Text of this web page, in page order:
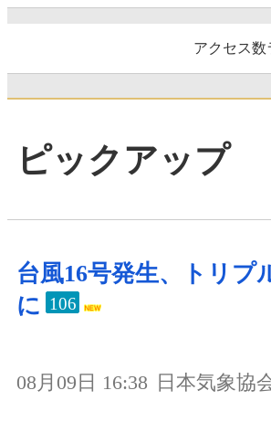
アクセス
ピックアップ
台風16号発生、トリプ
に 106
08月09日 16:38 日本気象協